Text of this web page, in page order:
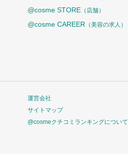
@cosme STORE （店舗）
@cosme CAREER （美容の求人）
運営会社
サイトマップ
@cosmeクチコミランキングについて